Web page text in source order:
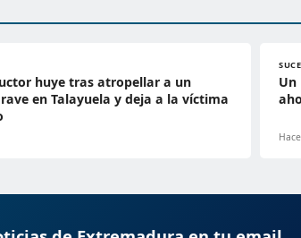
huye tras atropellar a un
en Talayuela y deja a la víctima
Un